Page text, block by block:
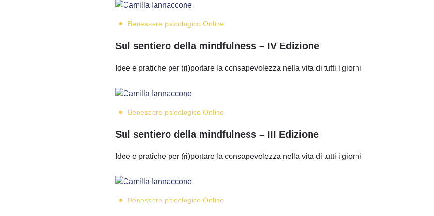
Benessere psicologico Online
Sul sentiero della mindfulness – IV Edizione
Idee e pratiche per (ri)portare la consapevolezza nella vita di tutti i giorni
Benessere psicologico Online
Sul sentiero della mindfulness – III Edizione
Idee e pratiche per (ri)portare la consapevolezza nella vita di tutti i giorni
Benessere psicologico Online